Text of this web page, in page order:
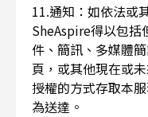
11.通知：如依法或
SheAspire得以包括
件、簡訊、多媒體
頁，或其他現在或
授權的方式存取本
為送達。